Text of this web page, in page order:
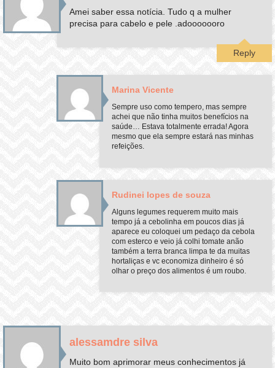
Amei saber essa notícia. Tudo q a mulher
precisa para cabelo e pele .adooooooro
Reply
Marina Vicente
Sempre uso como tempero, mas sempre
achei que não tinha muitos benefícios na
saúde… Estava totalmente errada! Agora
mesmo que ela sempre estará nas minhas
refeições.
Rudinei lopes de souza
Alguns legumes requerem muito mais
tempo já a cebolinha em poucos dias já
aparece eu coloquei um pedaço da cebola
com esterco e veio já colhi tomate anão
também a terra branca limpa te da muitas
hortaliças e vc economiza dinheiro é só
olhar o preço dos alimentos é um roubo.
alessamdre silva
Muito bom aprimorar meus conhecimentos já